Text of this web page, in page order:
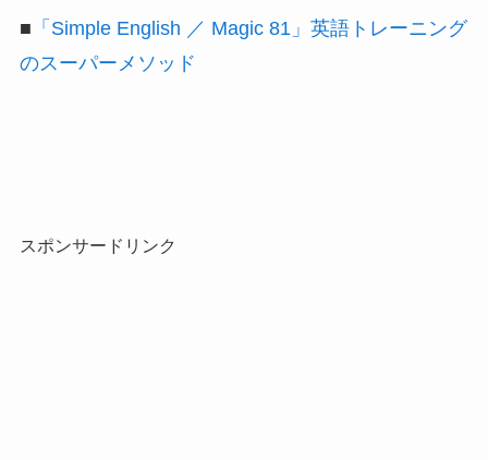
■ 「Simple English ／ Magic 81」英語トレーニング
のスーパーメソッド
スポンサードリンク